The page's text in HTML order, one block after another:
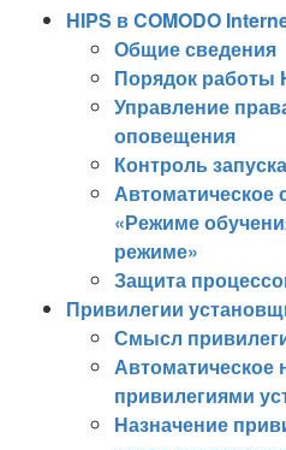
HIPS в COMODO
Общие сведения
Порядок работы
Управление
оповещения
Контроль
Автоматическое
«Режиме
режиме»
Защита
Привилегии
Смысл
Автоматическое
привилегиями
Назначение